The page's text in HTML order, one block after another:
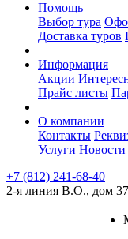
Помощь
Выбор тура
Доставка туров
Информация
Акции
Прайс листы
О компании
Контакты
Услуги Новости
+7 (812) 241-68-40
2-я линия В.О., дом